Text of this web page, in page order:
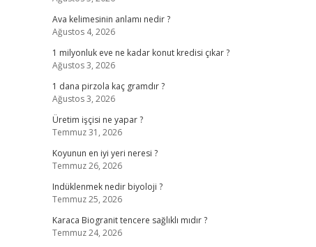
Ava kelimesinin anlamı nedir ?
Ağustos 4, 2026
1 milyonluk eve ne kadar konut kredisi çıkar ?
Ağustos 3, 2026
1 dana pirzola kaç gramdır ?
Ağustos 3, 2026
Üretim işçisi ne yapar ?
Temmuz 31, 2026
Koyunun en iyi yeri neresi ?
Temmuz 26, 2026
Indüklenmek nedir biyoloji ?
Temmuz 25, 2026
Karaca Biogranit tencere sağlıklı mıdır ?
Temmuz 24, 2026